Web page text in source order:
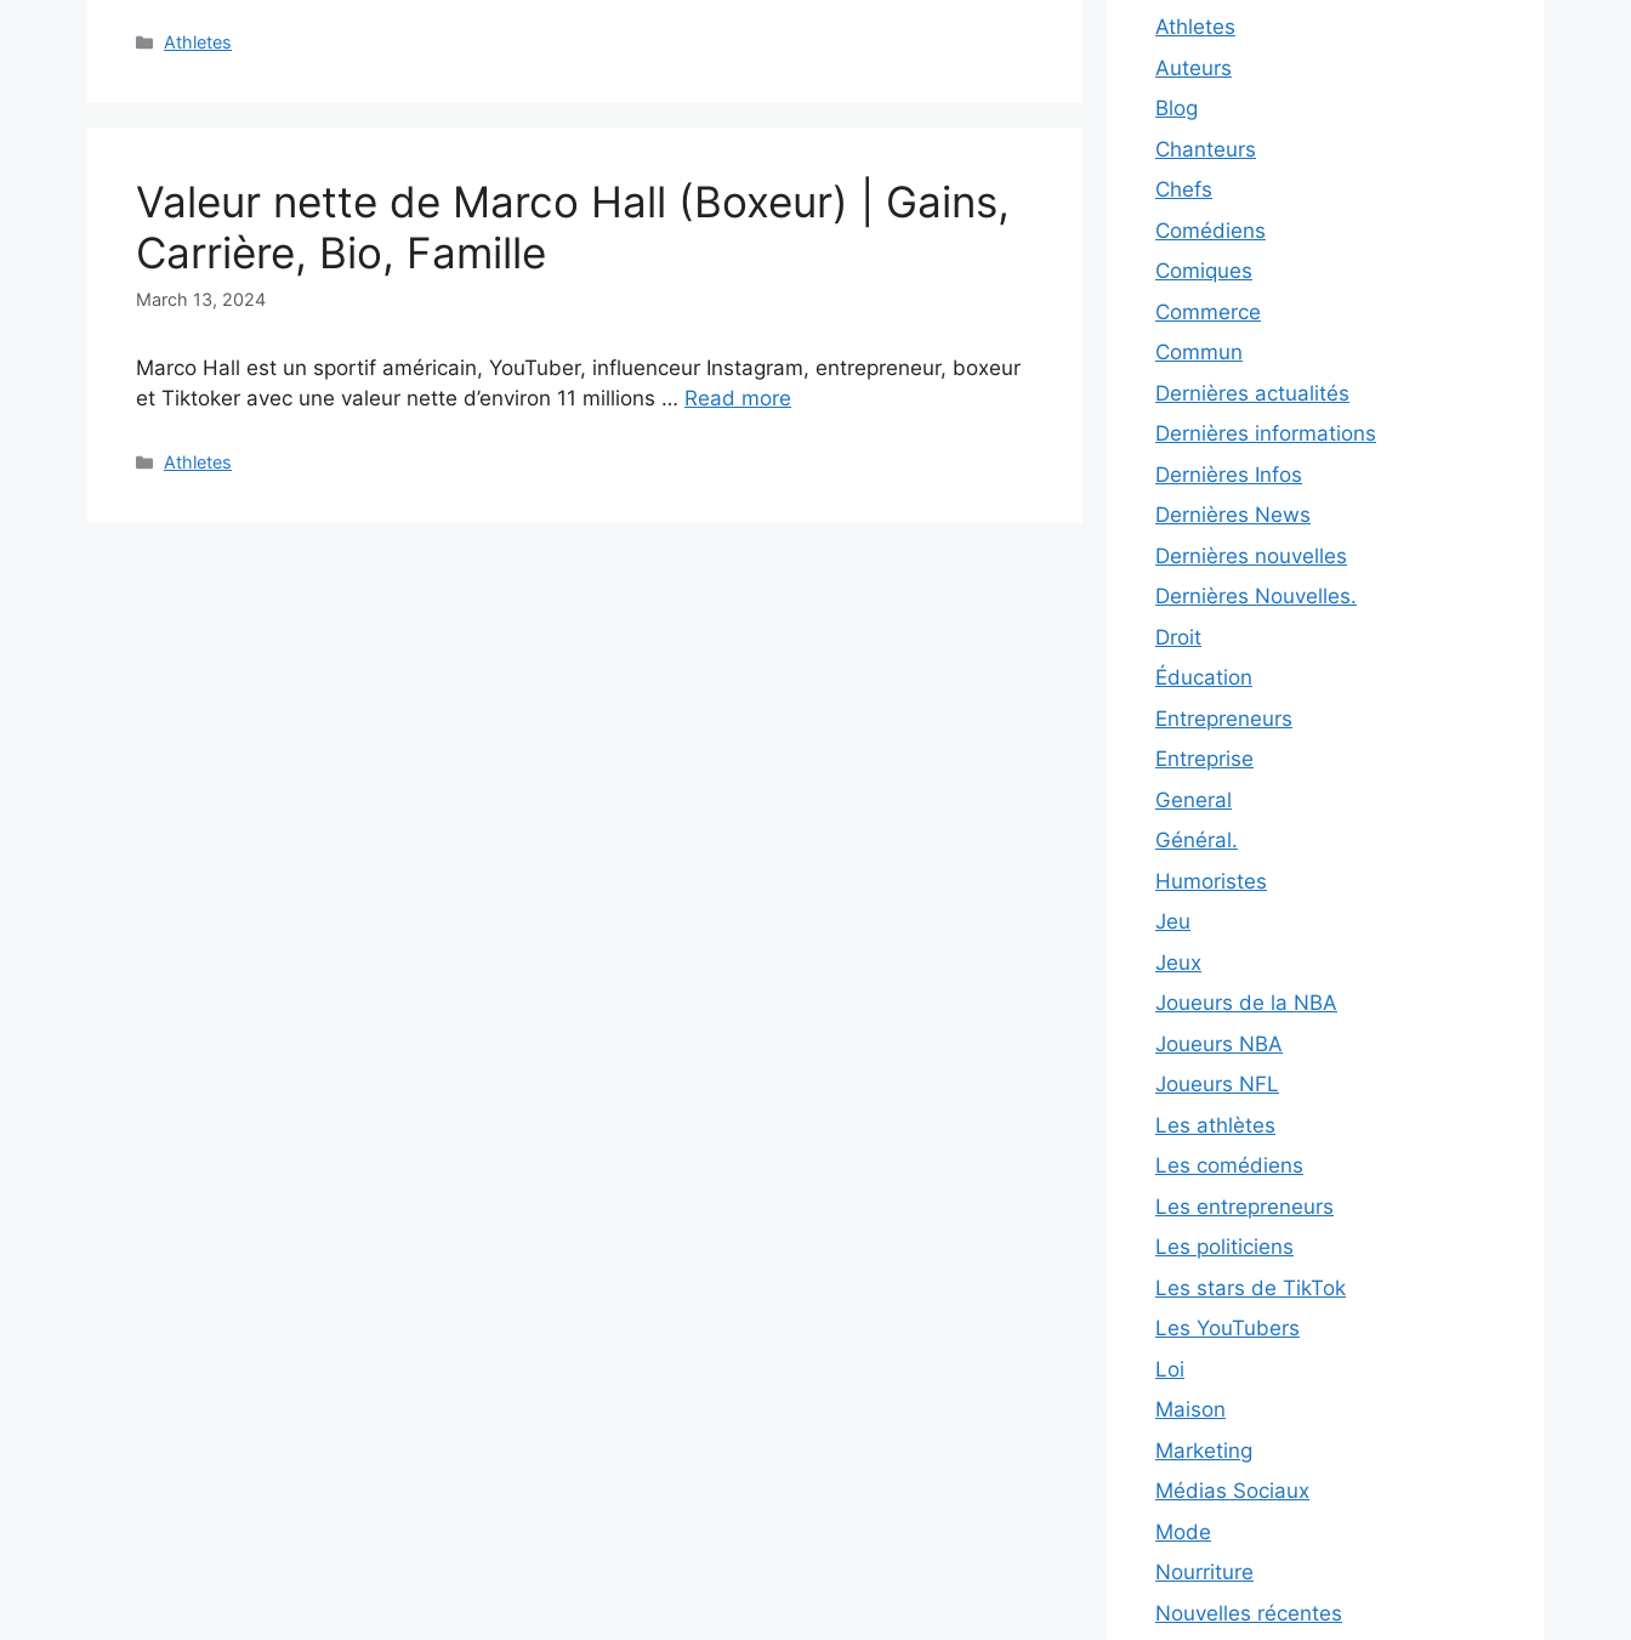
Categories
Athletes
Valeur nette de Marco Hall (Boxeur) | Gains,
Carrière, Bio, Famille
March 13, 2024
Marco Hall est un sportif américain, YouTuber, influenceur Instagram, entrepreneur, boxeur
et Tiktoker avec une valeur nette d’environ 11 millions … Read more
Categories
Athletes
Athletes
Auteurs
Blog
Chanteurs
Chefs
Comédiens
Comiques
Commerce
Commun
Dernières actualités
Dernières informations
Dernières Infos
Dernières News
Dernières nouvelles
Dernières Nouvelles.
Droit
Éducation
Entrepreneurs
Entreprise
General
Général.
Humoristes
Jeu
Jeux
Joueurs de la NBA
Joueurs NBA
Joueurs NFL
Les athlètes
Les comédiens
Les entrepreneurs
Les politiciens
Les stars de TikTok
Les YouTubers
Loi
Maison
Marketing
Médias Sociaux
Mode
Nourriture
Nouvelles récentes